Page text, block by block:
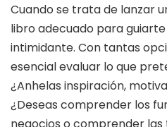
Cuando se trata de lanzar
libro adecuado para
intimidante. Con tantas
esencial evaluar lo que
¿Anhelas inspiración,
¿Deseas comprender los
negocios o comprender